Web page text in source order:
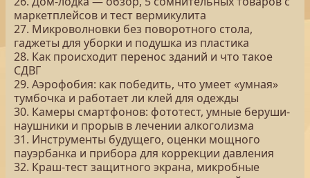
маркетплейсов и тест вермикулита
27. Микроволновки без поворотного стола,
гаджеты для уборки и подушка из пластика
28. Как происходит перенос зданий и что такое
СДВГ
29. Аэрофобия: как победить, что умеет «умная»
тумбочка и работает ли клей для одежды
30. Камеры смартфонов: фототест, умные беруши-
наушники и прорыв в лечении алкоголизма
31. Инструменты будущего, оценки мощного
пауэрбанка и прибора для коррекции давления
32. Краш-тест защитного экрана, микробные